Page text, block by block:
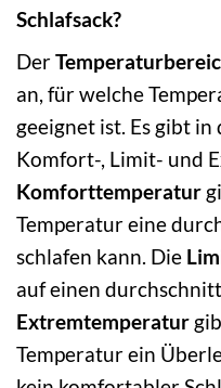
Schlafsack?
Der
an, für welche
geeignet ist. Es gibt
Komfort-, Limit- und
Komforttemperatur
Temperatur eine
schlafen kann. Die
auf einen
Extremtemperatur
Temperatur ein